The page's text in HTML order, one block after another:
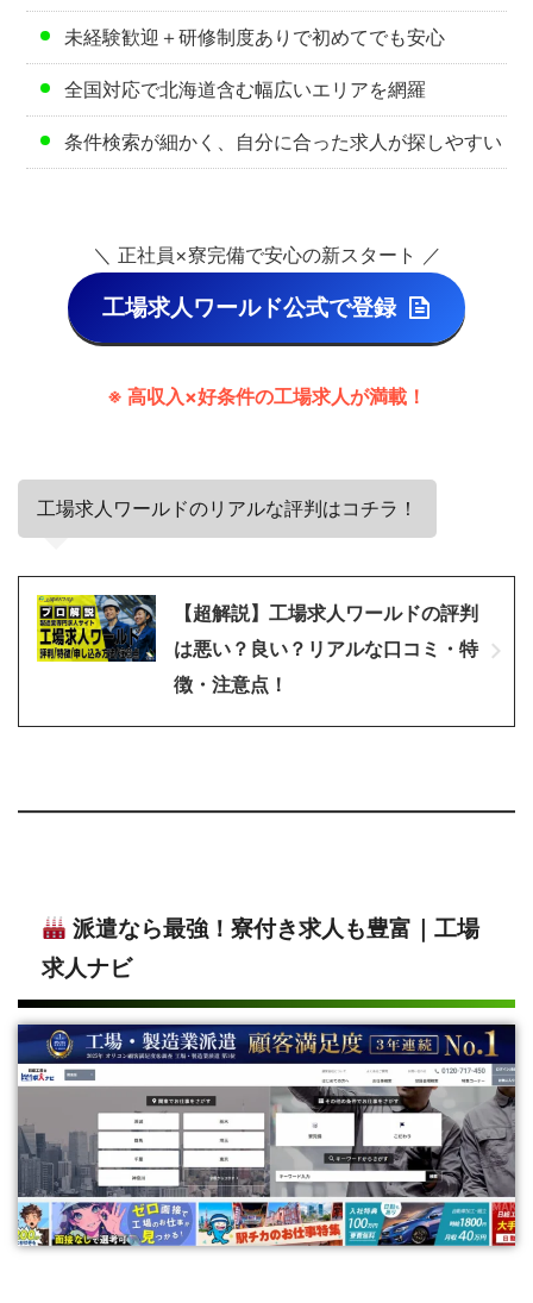
未経験歓迎＋研修制度ありで初めてでも安心
全国対応で北海道含む幅広いエリアを網羅
条件検索が細かく、自分に合った求人が探しやすい
＼ 正社員×寮完備で安心の新スタート ／
工場求人ワールド公式で登録
※ 高収入×好条件の工場求人が満載！
工場求人ワールドのリアルな評判はコチラ！
【超解説】工場求人ワールドの評判
は悪い？良い？リアルな口コミ・特
徴・注意点！
派遣なら最強！寮付き求人も豊富｜工場
求人ナビ